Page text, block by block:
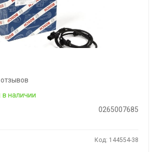
в наличии
0265007685
Код: 144554-38